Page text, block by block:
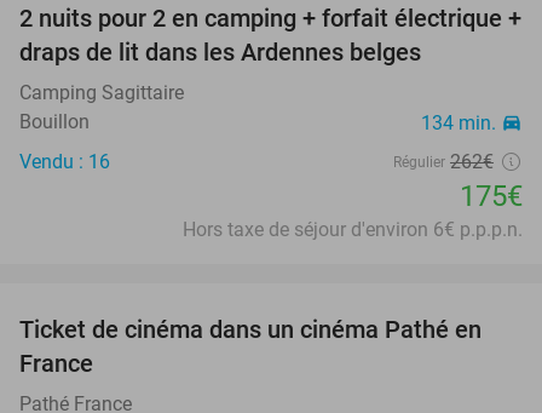
33%
2 nuits pour 2 en camping + forfait électrique +
draps de lit dans les Ardennes belges
Camping Sagittaire
Bouillon
134 min. directions_car
Vendu : 16 Régulier 262€
175€
Hors taxe de séjour d'environ 6€ p.p.p.n.
40%
Ticket de cinéma dans un cinéma Pathé en
France
Pathé France